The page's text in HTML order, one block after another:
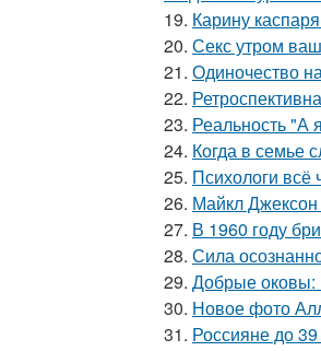
19. Карину
20. Секс утром
21. Одиночество
22.
23. Реальность "А
24. Когда в семье
25. Психологи
26. Майкл
27. В 1960 году
28. Сила
29. Добрые оковы:
30. Новое фото
31. Россияне до